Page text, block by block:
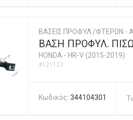
ΒΑΣΕΙΣ ΠΡΟΦΥΛ./ΦΤΕΡΩΝ -
ΒΑΣΗ ΠΡΟΦΥΛ.
HONDA - HR-V (2015-2019)
#121123
Κωδικός: 344104301